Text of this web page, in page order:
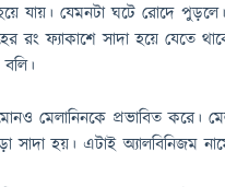
যায়। যেমনটা ঘটে রোদে
রং ফ্যাকাশে সাদা হয়ে যেতে
মেলানিনকে প্রভাবিত করে।
সাদা হয়। এটাই অ্যালবিনিজম